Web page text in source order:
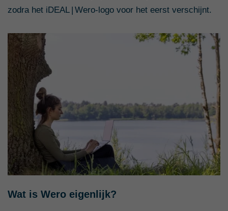
zodra het iDEAL | Wero‑logo voor het eerst verschijnt.
Wat is Wero eigenlijk?